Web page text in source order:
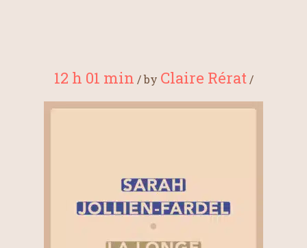
12 h 01 min /by Claire Rérat /